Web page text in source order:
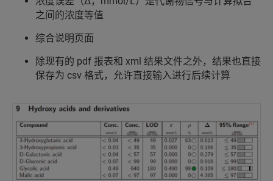
之间的浓度等值
综合说明页面
除现有的 pdf 报表和 xml 结果文件之外，结果也直接
保存为 csv 格式，允许直接输入进行后续计算